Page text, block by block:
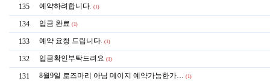
135 예약하려합니다. (1)
134 입금 완료 (1)
133 예약 요청 드립니다. (1)
132 입금확인부탁드려요 (1)
131 8월9일 로즈마리 아님 데이지 예약가능한가… (1)